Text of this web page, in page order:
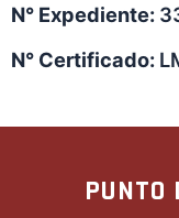
N° Expediente:
N° Certificado:
PUNTO